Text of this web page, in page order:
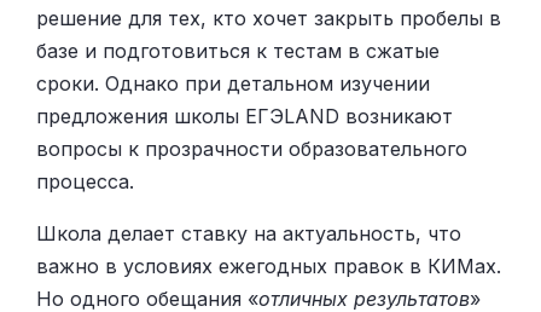
решение для тех, кто хочет закрыть пробелы в
базе и подготовиться к тестам в сжатые
сроки. Однако при детальном изучении
предложения школы ЕГЭLAND возникают
вопросы к прозрачности образовательного
процесса.
Школа делает ставку на актуальность, что
важно в условиях ежегодных правок в КИМах.
Но одного обещания «отличных результатов»